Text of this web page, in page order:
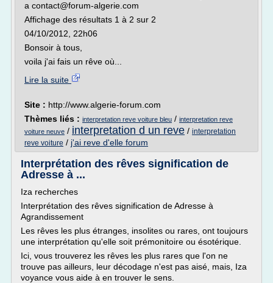
a contact@forum-algerie.com
Affichage des résultats 1 à 2 sur 2
04/10/2012, 22h06
Bonsoir à tous,
voila j'ai fais un rêve où...
Lire la suite
Site : http://www.algerie-forum.com
Thèmes liés : interpretation reve voiture bleu / interpretation reve
voiture neuve / interpretation d un reve / interpretation
reve voiture / j'ai reve d'elle forum
Interprétation des rêves signification de
Adresse à ...
Iza recherches
Interprétation des rêves signification de Adresse à
Agrandissement
Les rêves les plus étranges, insolites ou rares, ont toujours
une interprétation qu'elle soit prémonitoire ou ésotérique.
Ici, vous trouverez les rêves les plus rares que l'on ne
trouve pas ailleurs, leur décodage n'est pas aisé, mais, Iza
voyance vous aide à en trouver le sens.